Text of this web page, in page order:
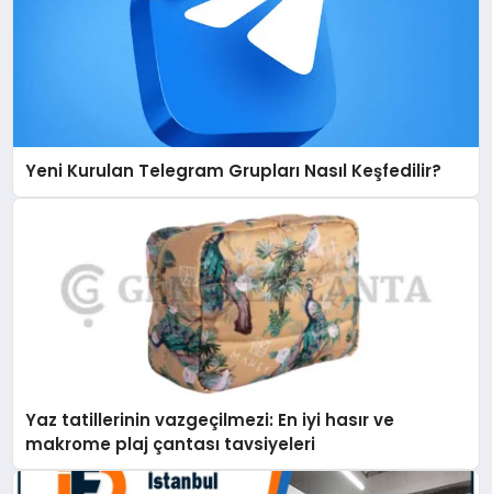
Yeni Kurulan Telegram Grupları Nasıl Keşfedilir?
Yaz tatillerinin vazgeçilmezi: En iyi hasır ve
makrome plaj çantası tavsiyeleri